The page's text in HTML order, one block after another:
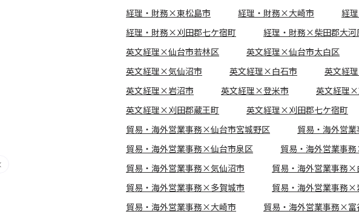
経理・財務×東松島市
経理・財務×大崎市 経
経理・財務×刈田郡七ケ宿町
経理・財務×柴田郡大河
英文経理×仙台市若林区
英文経理×仙台市太白区
英文経理×気仙沼市
英文経理×白石市 英文経
英文経理×岩沼市
英文経理×登米市 英文経理
英文経理×刈田郡蔵王町
英文経理×刈田郡七ケ宿町
貿易・海外営業事務×仙台市宮城野区
貿易・海外営
貿易・海外営業事務×仙台市泉区
貿易・海外営業事
貿易・海外営業事務×気仙沼市
貿易・海外営業事務×
貿易・海外営業事務×多賀城市
貿易・海外営業事務×
貿易・海外営業事務×大崎市
貿易・海外営業事務×富